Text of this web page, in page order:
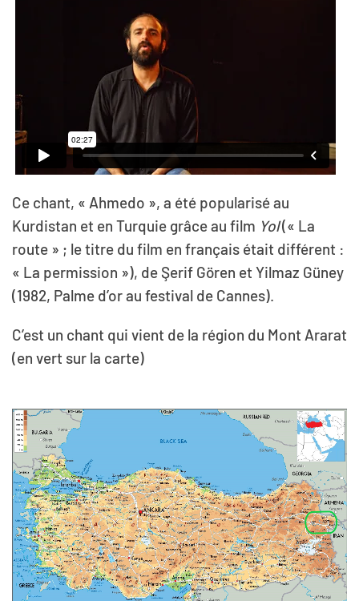
Ce chant, « Ahmedo », a été popularisé au
Kurdistan et en Turquie grâce au film Yol(« La
route » ; le titre du film en français était différent :
« La permission »), de Şerif Gören et Yilmaz Güney
(1982, Palme d’or au festival de Cannes).
C’est un chant qui vient de la région du Mont Ararat
(en vert sur la carte)